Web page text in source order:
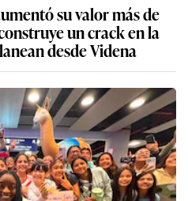
su valor más de
un crack en la
desde Videna